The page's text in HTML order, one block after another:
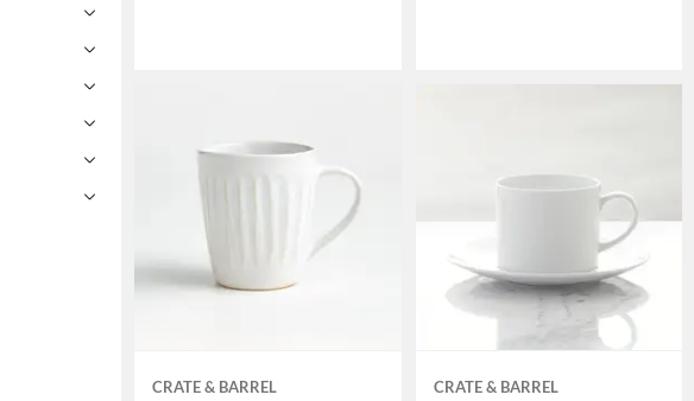
CRATE & BARREL CRATE & BARREL